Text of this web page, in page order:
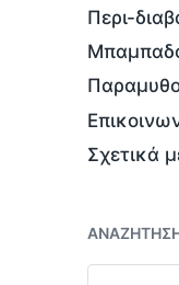
Περι-
Σχετικά